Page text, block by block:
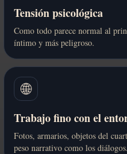
Tensión psicológica
Como todo parece normal al
íntimo y más peligroso.
🌐
Trabajo fino con el
Fotos, armarios, objetos del
peso narrativo como los diálogos.